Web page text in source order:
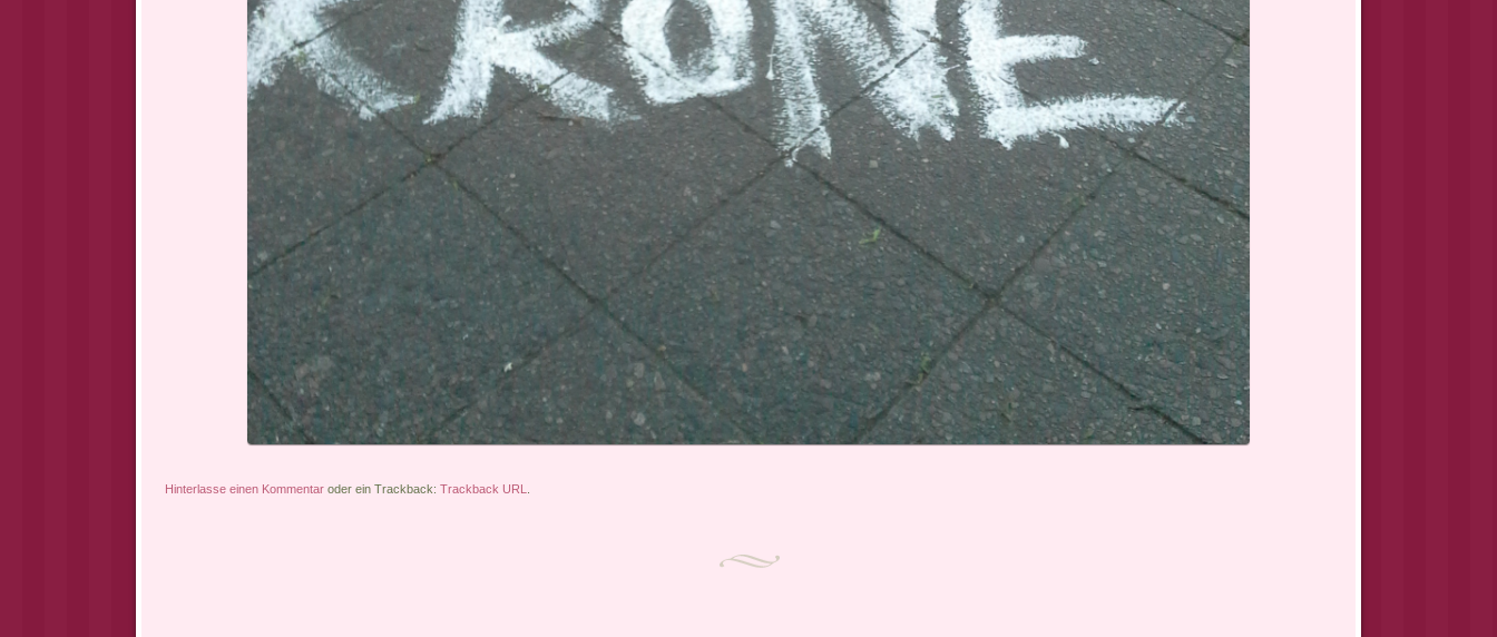
Hinterlasse einen Kommentaroder ein Trackback: Trackback URL